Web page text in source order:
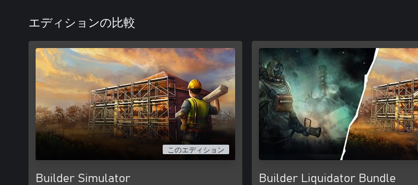
エディションの比較
このエディション
Builder Simulator Builder Liquidator Bundle